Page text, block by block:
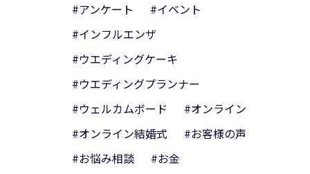
#アンケート
#イベント
#インフルエンザ
#ウエディングケーキ
#ウエディングプランナー
#ウェルカムボード
#オンライン
#オンライン結婚式
#お客様の声
#お悩み相談
#お金